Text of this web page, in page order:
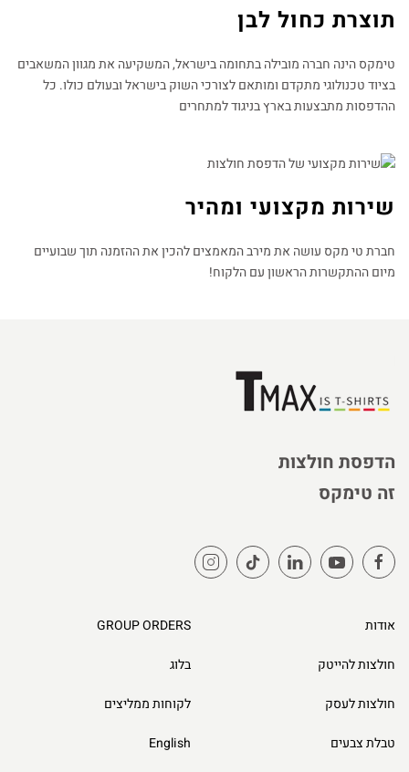
תוצרת כחול לבן
טימקס הינה חברה מובילה בתחומה בישראל, המשקיעה את מגוון המשאבים
בציוד טכנולוגי מתקדם ומותאם לצורכי השוק בישראל ובעולם כולו. כל
ההדפסות מתבצעות בארץ בניגוד למתחרים​
שירות מקצועי ומהיר
חברת טי מקס עושה את מירב המאמצים להכין את ההזמנה תוך שבועיים
מיום ההתקשרות הראשון עם הלקוח!
הדפסת חולצות
זה טימקס
אודות
חולצות להייטק
חולצות לעסק
טבלת צבעים
GROUP ORDERS
בלוג
לקוחות ממליצים
English